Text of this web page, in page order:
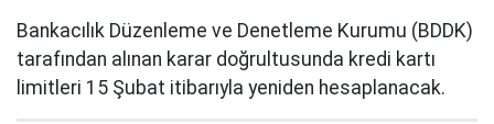
Bankacılık Düzenleme ve Denetleme Kurumu (BDDK)
tarafından alınan karar doğrultusunda kredi kartı
limitleri 15 Şubat itibarıyla yeniden hesaplanacak.